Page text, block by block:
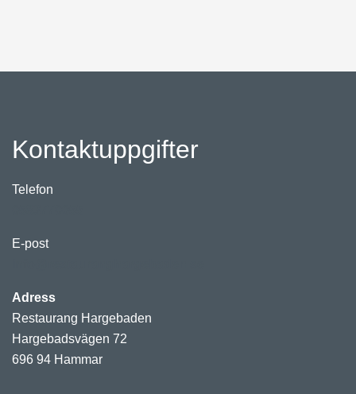
Kontaktuppgifter
Telefon
E-post
Adress
Restaurang Hargebaden
Hargebadsvägen 72
696 94 Hammar